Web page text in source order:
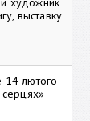
выставку
14 лютого